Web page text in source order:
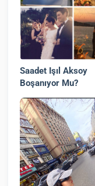
Saadet Işıl Aksoy
Boşanıyor Mu?